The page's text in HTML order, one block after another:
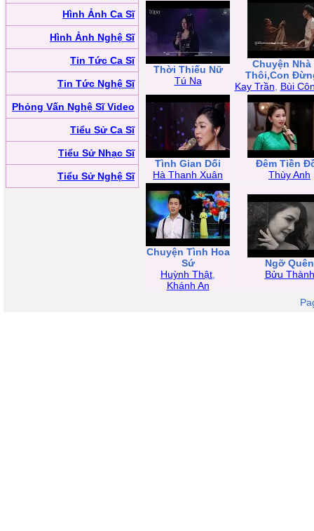
Hình Ảnh Ca Sĩ
Hình Ảnh Nghệ Sĩ
Tin Tức Ca Sĩ
Tin Tức Nghệ Sĩ
Phỏng Vấn Nghệ Sĩ Video
Tiểu Sử Ca Sĩ
Tiểu Sử Nhạc Sĩ
Tiểu Sử Nghệ Sĩ
Thời Thiếu Nữ
Tú Na
Chuyện Nhà
Thôi,Con
Kay Trần
Bùi
Tình Gian Dối
Hà Thanh Xuân
Đêm Tiền
Thùy Anh
Chuyện Tình Hoa
Sứ
Huỳnh Thật
Khánh An
Ngỡ Quên
Bửu Thành